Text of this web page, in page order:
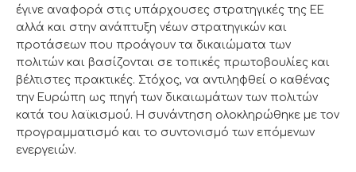
έγινε αναφορά στις υπάρχουσες στρατηγικές της ΕΕ
αλλά και στην ανάπτυξη νέων στρατηγικών και
προτάσεων που προάγουν τα δικαιώματα των
πολιτών και βασίζονται σε τοπικές πρωτοβουλίες και
βέλτιστες πρακτικές. Στόχος, να αντιληφθεί ο καθένας
την Ευρώπη ως πηγή των δικαιωμάτων των πολιτών
κατά του λαϊκισμού. Η συνάντηση ολοκληρώθηκε με τον
προγραμματισμό και το συντονισμό των επόμενων
ενεργειών.